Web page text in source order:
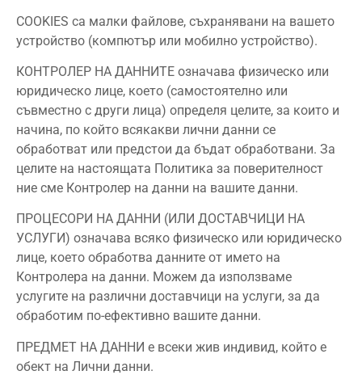
COOKIES са малки файлове, съхранявани на вашето
устройство (компютър или мобилно устройство).
КОНТРОЛЕР НА ДАННИТЕ означава физическо или
юридическо лице, което (самостоятелно или
съвместно с други лица) определя целите, за които и
начина, по който всякакви лични данни се
обработват или предстои да бъдат обработвани. За
целите на настоящата Политика за поверителност
ние сме Контролер на данни на вашите данни.
ПРОЦЕСОРИ НА ДАННИ (ИЛИ ДОСТАВЧИЦИ НА
УСЛУГИ) означава всяко физическо или юридическо
лице, което обработва данните от името на
Контролера на данни. Можем да използваме
услугите на различни доставчици на услуги, за да
обработим по-ефективно вашите данни.
ПРЕДМЕТ НА ДАННИ е всеки жив индивид, който е
обект на Лични данни.